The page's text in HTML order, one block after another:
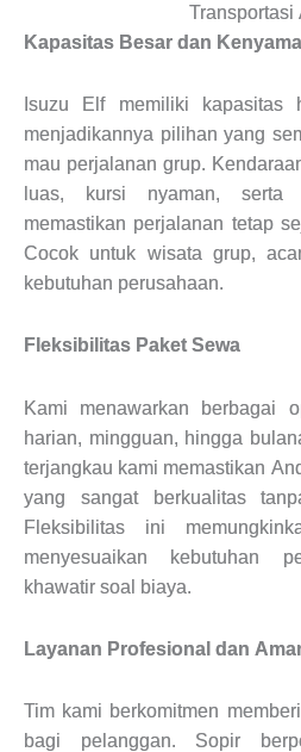
Transportasi
Kapasitas Besar dan
Isuzu Elf memiliki kapasitas
menjadikannya pilihan yang
mau perjalanan grup.
luas, kursi nyaman, serta
memastikan perjalanan tetap
Cocok untuk wisata grup,
kebutuhan perusahaan.
Fleksibilitas Paket Sewa
Kami menawarkan berbagai
harian, mingguan, hingga
terjangkau kami memastikan
yang sangat berkualitas
Fleksibilitas ini
menyesuaikan kebutuhan
khawatir soal biaya.
Layanan Profesional dan
Tim kami berkomitmen
bagi pelanggan. Sopir